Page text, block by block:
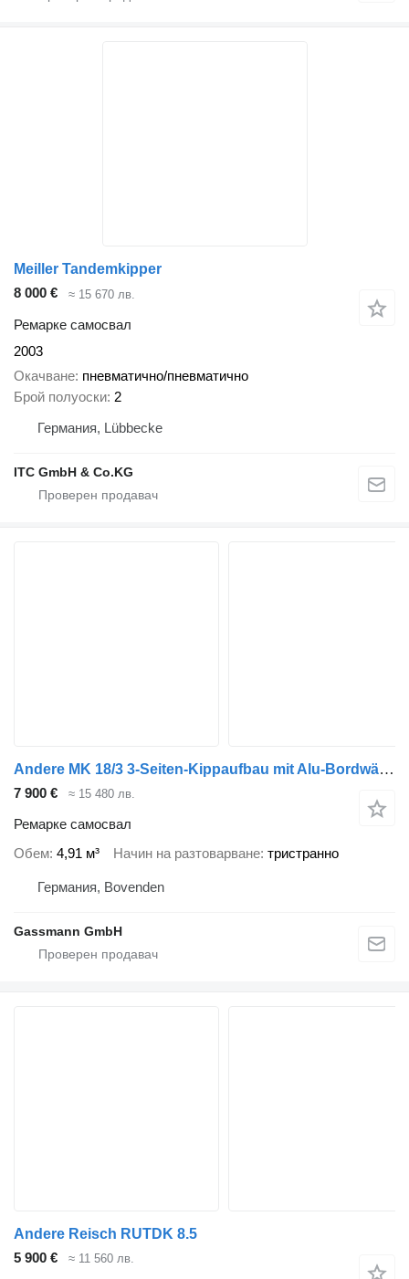
Meiller Tandemkipper
8 000 €
≈ 15 670 лв.
Ремарке самосвал
2003
Окачване пневматично/пневматично
Брой полуоски 2
Германия, Lübbecke
ITC GmbH & Co.KG
Andere MK 18/3 3-Seiten-Kippaufbau mit Alu-Bordwänden
7 900 € ≈ 15 480 лв.
Ремарке самосвал
Обем 4,91 м³ Начин на разтоварване тристранно
Германия, Bovenden
Gassmann GmbH
Andere Reisch RUTDK 8.5
5 900 €
≈ 11 560 лв.